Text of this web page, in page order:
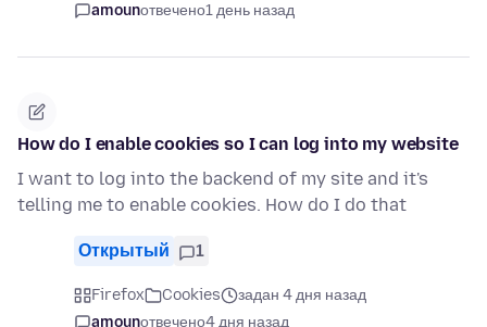
amounотвечено1 день назад
How do I enable cookies so I can log into my website
I want to log into the backend of my site and it's
telling me to enable cookies. How do I do that
Открытый 1
Firefox Cookies
задан 4 дня назад
amounотвечено4 дня назад